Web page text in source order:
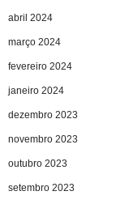
abril 2024
março 2024
fevereiro 2024
janeiro 2024
dezembro 2023
novembro 2023
outubro 2023
setembro 2023